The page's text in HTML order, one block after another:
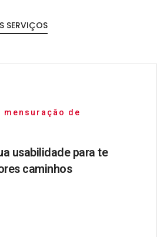
SERVIÇOS
de
usabilidade para te
caminhos